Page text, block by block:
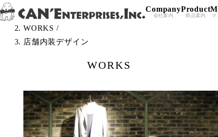
Skip to content
Company
会社案内
Product
商品案内 マ
TOP /
WORKS /
店舗内装デザイン
WORKS